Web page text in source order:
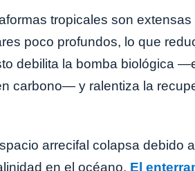
tropicales son extensas
poco profundos, lo que
debilita la bomba biológica
carbono— y ralentiza la
arrecifal colapsa debido
en el océano. El